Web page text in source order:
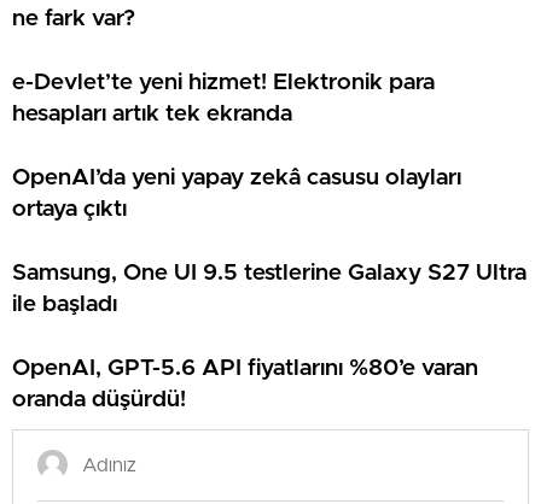
ne fark var?
e-Devlet’te yeni hizmet! Elektronik para
hesapları artık tek ekranda
OpenAI’da yeni yapay zekâ casusu olayları
ortaya çıktı
Samsung, One UI 9.5 testlerine Galaxy S27 Ultra
ile başladı
OpenAI, GPT-5.6 API fiyatlarını %80’e varan
oranda düşürdü!